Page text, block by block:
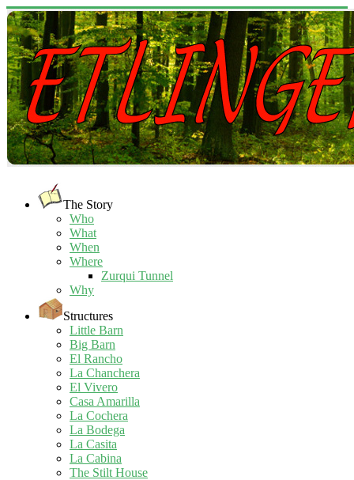
The Story
Who
What
When
Where
Zurqui Tunnel
Why
Structures
Little Barn
Big Barn
El Rancho
La Chanchera
El Vivero
Casa Amarilla
La Cochera
La Bodega
La Casita
La Cabina
The Stilt House